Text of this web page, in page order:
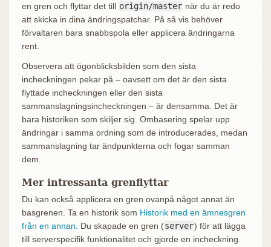
en gren och flyttar det till origin/master när du är redo
att skicka in dina ändringspatchar. På så vis behöver
förvaltaren bara snabbspola eller applicera ändringarna
rent.
Observera att ögonblicksbilden som den sista
incheckningen pekar på – oavsett om det är den sista
flyttade incheckningen eller den sista
sammanslagningsincheckningen – är densamma. Det är
bara historiken som skiljer sig. Ombasering spelar upp
ändringar i samma ordning som de introducerades, medan
sammanslagning tar ändpunkterna och fogar samman
dem.
Mer intressanta grenflyttar
Du kan också applicera en gren ovanpå något annat än
basgrenen. Ta en historik som Historik med en ämnesgren
från en annan . Du skapade en gren (server) för att lägga
till serverspecifik funktionalitet och gjorde en incheckning.